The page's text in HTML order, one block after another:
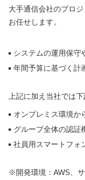
大手通信会社のプロ
お任せします。
システムの運用保守
年間予算に基づく計
上記に加え当社では
オンプレミス環境か
グループ全体の認証
社員用スマートフ
※開発環境：AWS、